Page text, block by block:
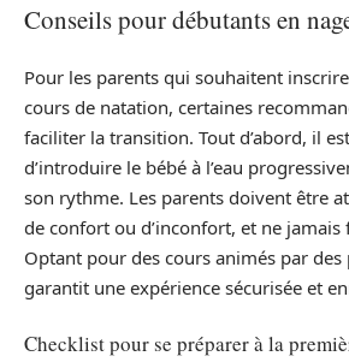
Conseils pour débutants en
Pour les parents qui souhaitent
cours de natation, certaines
faciliter la transition. Tout d’abord, il
d’introduire le bébé à l’eau
son rythme. Les parents doivent être
de confort ou d’inconfort, et ne jamais
Optant pour des cours animés par des
garantit une expérience sécurisée et
Checklist pour se préparer à la